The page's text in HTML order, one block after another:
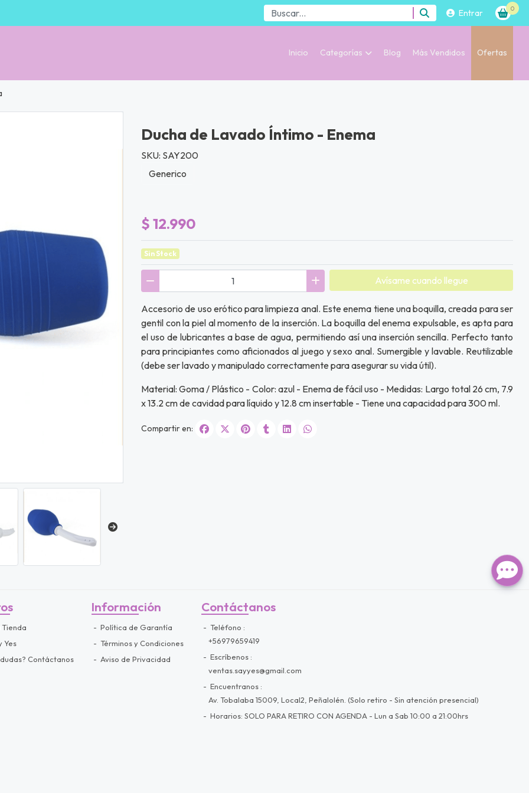
Entrar 0
Inicio Categorías Blog Más Vendidos Ofertas
Ducha de Lavado Íntimo - Enema
SKU: SAY200
Generico
$ 12.990
Sin Stock
Avísame cuando llegue
Accesorio de uso erótico para limpieza anal. Este enema tiene una boquilla, creada para ser
gentil con la piel al momento de la inserción. La boquilla del enema expulsable, es apta para
el uso de lubricantes a base de agua, permitiendo así una inserción sencilla. Perfecto tanto
para principiantes como aficionados al juego y sexo anal. Sumergible y lavable. Reutilizable
(debe ser lavado y manipulado correctamente para asegurar su vida útil).
Material: Goma / Plástico - Color: azul - Enema de fácil uso - Medidas: Largo total 26 cm, 7.9
x 13.2 cm de cavidad para líquido y 12.8 cm insertable - Tiene una capacidad para 300 ml.
Compartir en:
Yes
dudas? Contáctanos
Información
Política de Garantía
Términos y Condiciones
Aviso de Privacidad
Contáctanos
Teléfono
+56979659419
Escríbenos
ventas.sayyes@gmail.com
Encuentranos
Av. Tobalaba 15009, Local2, Peñalolén. (Solo retiro - Sin atención presencial)
Horarios: SOLO PARA RETIRO CON AGENDA - Lun a Sab 10:00 a 21:00hrs